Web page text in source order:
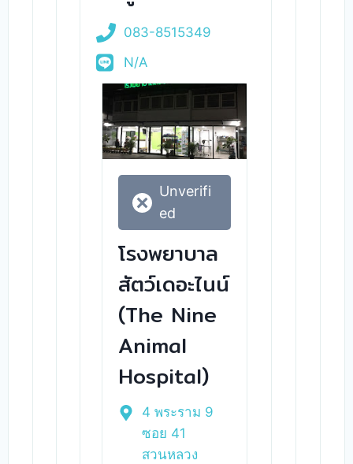
083-8515349
N/A
Unverifi
ed
โรงพยาบาล
สัตว์เดอะไนน์
(The Nine
Animal
Hospital)
4 พระราม 9
ซอย 41
สวนหลวง